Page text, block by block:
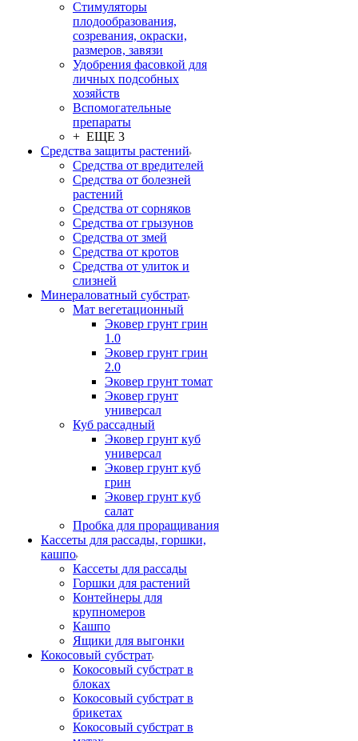
Стимуляторы
плодообразования,
созревания, окраски,
размеров, завязи
Удобрения фасовкой для
личных подсобных
хозяйств
Вспомогательные
препараты
+ ЕЩЕ 3
Средства защиты растений
Средства от вредителей
Средства от болезней
растений
Средства от сорняков
Средства от грызунов
Средства от змей
Средства от кротов
Средства от улиток и
слизней
Минераловатный субстрат
Мат вегетационный
Эковер грунт грин
1.0
Эковер грунт грин
2.0
Эковер грунт томат
Эковер грунт
универсал
Куб рассадный
Эковер грунт куб
универсал
Эковер грунт куб
грин
Эковер грунт куб
салат
Пробка для проращивания
Кассеты для рассады, горшки,
кашпо
Кассеты для рассады
Горшки для растений
Контейнеры для
крупномеров
Кашпо
Ящики для выгонки
Кокосовый субстрат
Кокосовый субстрат в
блоках
Кокосовый субстрат в
брикетах
Кокосовый субстрат в